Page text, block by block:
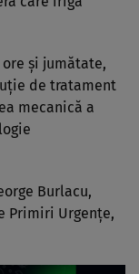
și jumătate,
de tratament
mecanică a
Burlacu,
Primiri Urgențe,